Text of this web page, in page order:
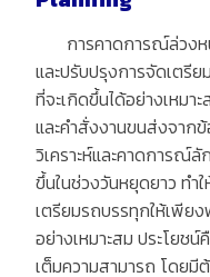
การคาดการณ์ล่วงห
และปรับปรุงการจัดเตรี
ที่จะเกิดขึ้นได้อย่างเหมา
และคำสั่งงานขนส่งจาก
วิเคราะห์และคาดการณ์
ขึ้นในช่วงวันหยุดยาว ทำ
เตรียมรถบรรทุกให้เพีย
อย่างเหมาะสม ประโยช
เต็มความสามารถ โดยมี